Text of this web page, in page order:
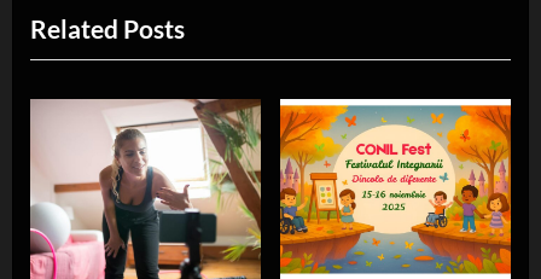
o
u
s
s
t
:
t
P
o
:
Related Posts